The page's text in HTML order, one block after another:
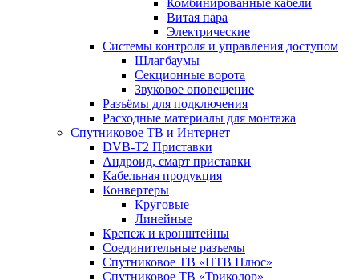
Комбинированные кабели
Витая пара
Электрические
Системы контроля и управления доступом
Шлагбаумы
Секционные ворота
Звуковое оповещение
Разъёмы для подключения
Расходные материалы для монтажа
Спутниковое ТВ и Интернет
DVB-Т2 Приставки
Андроид, смарт приставки
Кабельная продукция
Конвертеры
Круговые
Линейные
Крепеж и кронштейны
Соединительные разъемы
Спутниковое ТВ «НТВ Плюс»
Спутниковое ТВ «Триколор»